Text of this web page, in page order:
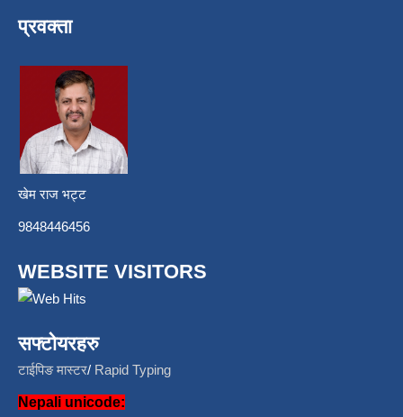
प्रवक्ता
खेम राज भट्ट
9848446456
WEBSITE VISITORS
सफ्टोयरहरु
टाईपिङ मास्टर/ Rapid Typing
Nepali unicode: